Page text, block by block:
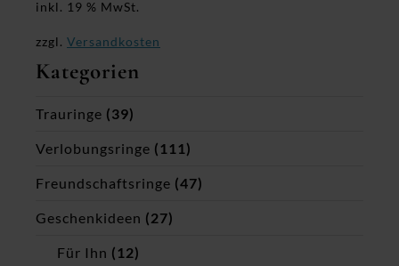
Kategorien
Trauringe (39)
Verlobungsringe (111)
Freundschaftsringe (47)
Geschenkideen (27)
Für Ihn (12)
inkl. 19 % MwSt.
zzgl. Versandkosten